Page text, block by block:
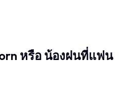
หรือ น้องฝนที่แฟน